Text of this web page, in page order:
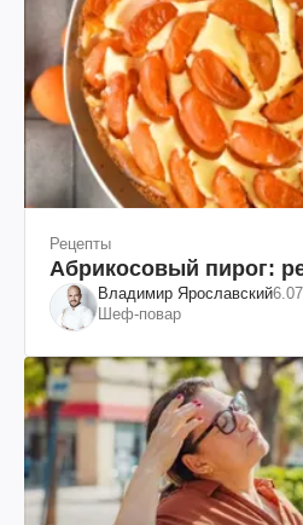
Рецепты
Абрикосовый пирог:
Владимир Ярославский
Шеф-повар